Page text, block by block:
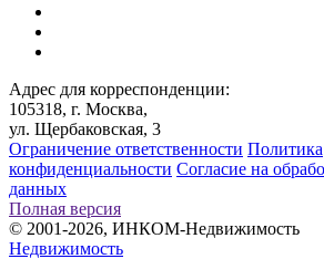
Адрес для корреспонденции:
105318, г. Москва,
ул. Щербаковская, 3
Ограничение ответственности Политика
конфиденциальности Согласие на
данных
Полная версия
© 2001-2026, ИНКОМ-Недвижимость
Недвижимость